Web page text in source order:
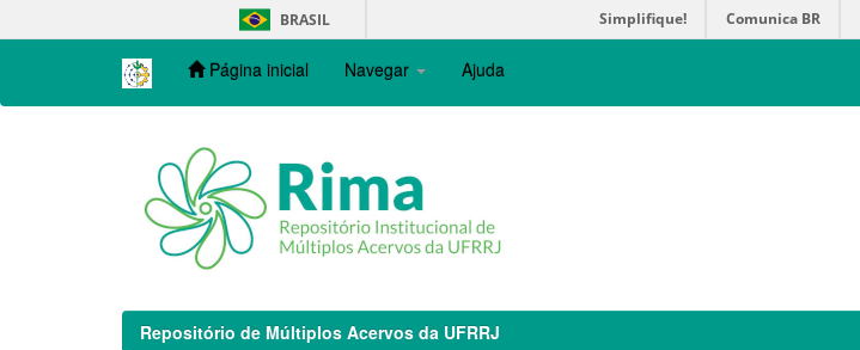
navigation
BRASIL Simplifique! Comunica BR
Página inicial Navegar Ajuda
Repositório de Múltiplos Acervos da UFRRJ